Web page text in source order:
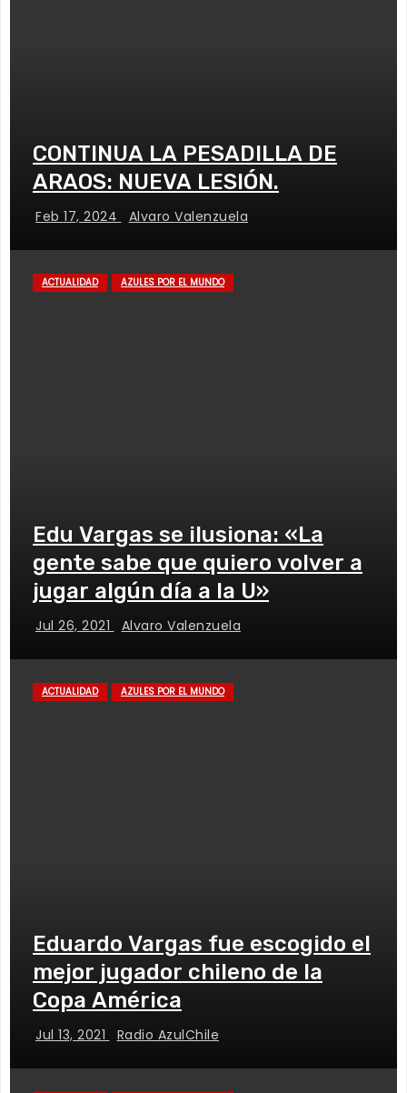
CONTINUA LA PESADILLA DE
ARAOS: NUEVA LESIÓN.
Feb 17, 2024 Alvaro Valenzuela
ACTUALIDAD AZULES POR EL MUNDO
Edu Vargas se ilusiona: «La
gente sabe que quiero volver a
jugar algún día a la U»
Jul 26, 2021 Alvaro Valenzuela
ACTUALIDAD AZULES POR EL MUNDO
Eduardo Vargas fue escogido el
mejor jugador chileno de la
Copa América
Jul 13, 2021 Radio AzulChile